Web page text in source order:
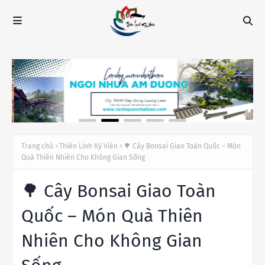
Trang chủ Thiên Linh Kỳ Viên
🌳 Cây Bonsai Giao Toàn Quốc – Món
Quà Thiên Nhiên Cho Không Gian Sống
🌳 Cây Bonsai Giao Toàn
Quốc – Món Quà Thiên
Nhiên Cho Không Gian